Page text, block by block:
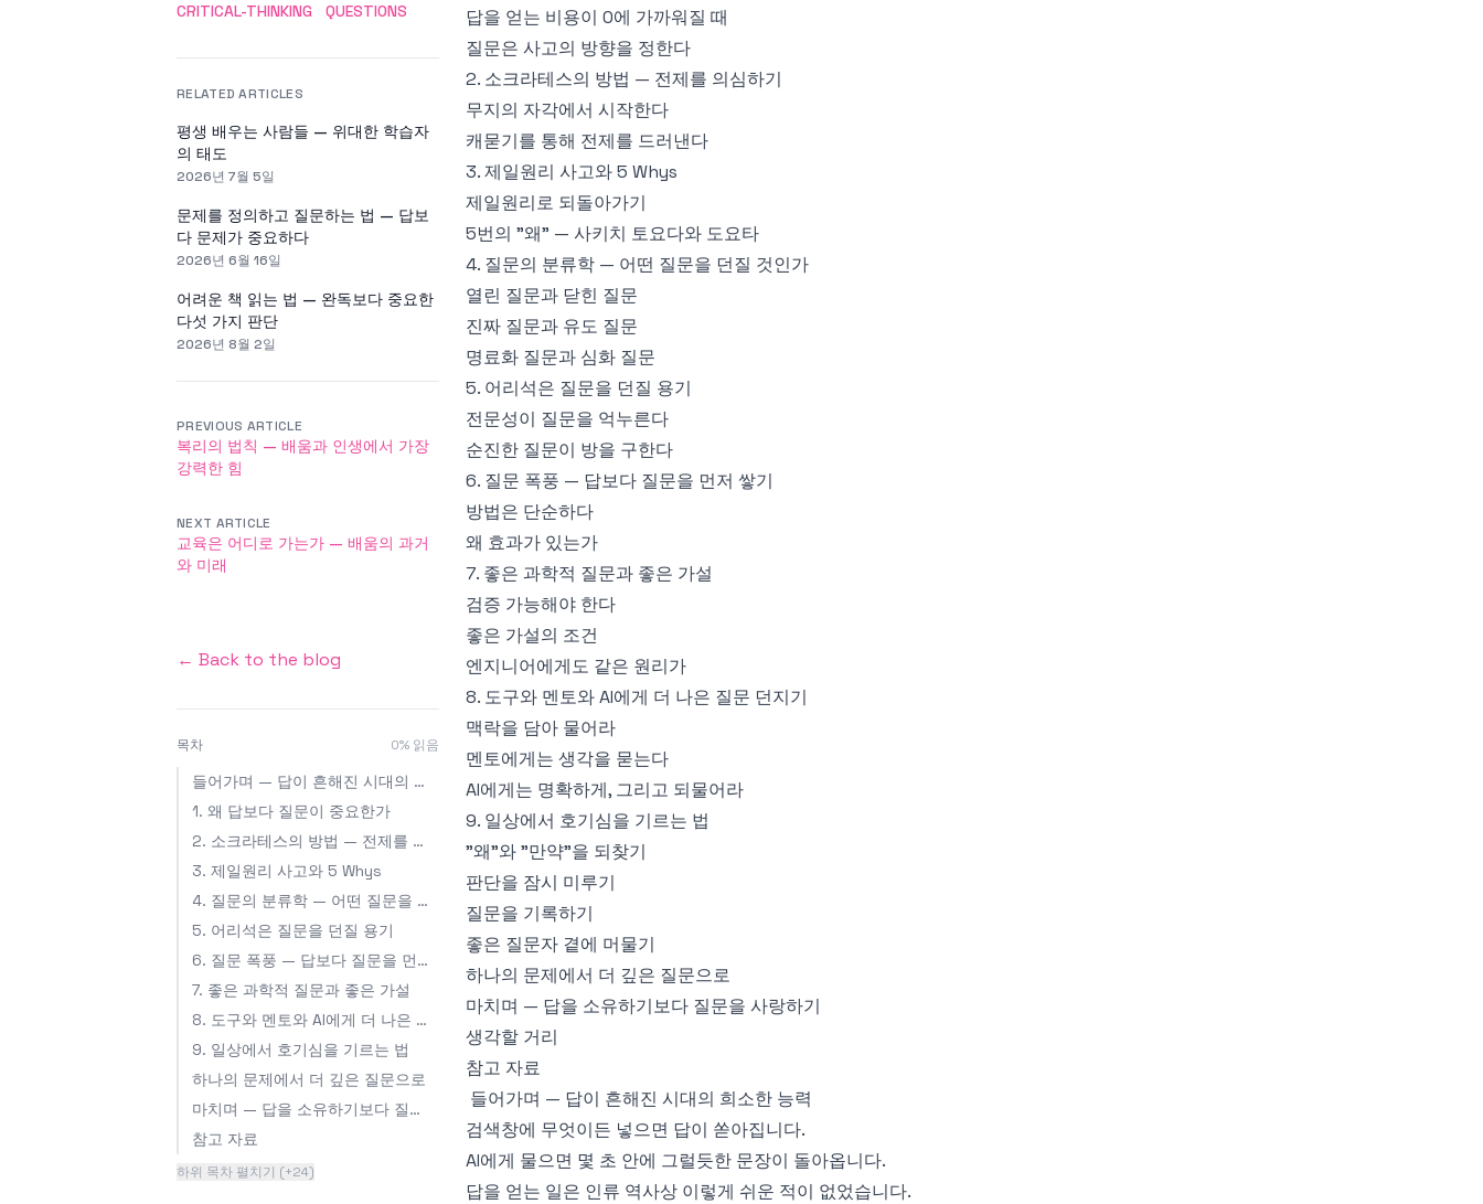
답을 얻는 비용이 0에 가까워질 때
질문은 사고의 방향을 정한다
2. 소크라테스의 방법 — 전제를 의심하기
무지의 자각에서 시작한다
캐묻기를 통해 전제를 드러낸다
3. 제일원리 사고와 5 Whys
제일원리로 되돌아가기
5번의 "왜" — 사키치 토요다와 도요타
4. 질문의 분류학 — 어떤 질문을 던질 것인가
열린 질문과 닫힌 질문
진짜 질문과 유도 질문
명료화 질문과 심화 질문
5. 어리석은 질문을 던질 용기
전문성이 질문을 억누른다
순진한 질문이 방을 구한다
6. 질문 폭풍 — 답보다 질문을 먼저 쌓기
방법은 단순하다
왜 효과가 있는가
7. 좋은 과학적 질문과 좋은 가설
검증 가능해야 한다
좋은 가설의 조건
엔지니어에게도 같은 원리가
8. 도구와 멘토와 AI에게 더 나은 질문 던지기
맥락을 담아 물어라
멘토에게는 생각을 묻는다
AI에게는 명확하게, 그리고 되물어라
9. 일상에서 호기심을 기르는 법
"왜"와 "만약"을 되찾기
판단을 잠시 미루기
질문을 기록하기
좋은 질문자 곁에 머물기
하나의 문제에서 더 깊은 질문으로
마치며 — 답을 소유하기보다 질문을 사랑하기
생각할 거리
참고 자료
들어가며 — 답이 흔해진 시대의 희소한 능력
검색창에 무엇이든 넣으면 답이 쏟아집니다.
AI에게 물으면 몇 초 안에 그럴듯한 문장이 돌아옵니다.
답을 얻는 일은 인류 역사상 이렇게 쉬운 적이 없었습니다.
CRITICAL-THINKING
QUESTIONS
RELATED ARTICLES
평생 배우는 사람들 — 위대한 학습자
의 태도
2026년 7월 5일
문제를 정의하고 질문하는 법 — 답보
다 문제가 중요하다
2026년 6월 16일
어려운 책 읽는 법 — 완독보다 중요한
다섯 가지 판단
2026년 8월 2일
PREVIOUS ARTICLE
복리의 법칙 — 배움과 인생에서 가장
강력한 힘
NEXT ARTICLE
교육은 어디로 가는가 — 배움의 과거
와 미래
← Back to the blog
목차 0% 읽음
들어가며 — 답이 흔해진 시대의 희소한 능력
1. 왜 답보다 질문이 중요한가
2. 소크라테스의 방법 — 전제를 의심하기
3. 제일원리 사고와 5 Whys
4. 질문의 분류학 — 어떤 질문을 던질 것인가
5. 어리석은 질문을 던질 용기
6. 질문 폭풍 — 답보다 질문을 먼저 쌓기
7. 좋은 과학적 질문과 좋은 가설
8. 도구와 멘토와 AI에게 더 나은 질문 던지기
9. 일상에서 호기심을 기르는 법
하나의 문제에서 더 깊은 질문으로
마치며 — 답을 소유하기보다 질문을 사랑하기
참고 자료
하위 목차 펼치기 (+24)